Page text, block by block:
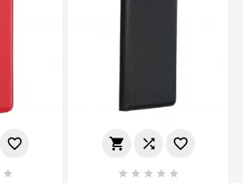


  
    